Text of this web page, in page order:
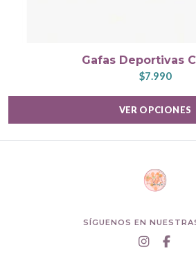
Gafas Deportivas
$7.990
VER OPCIONES
SÍGUENOS EN